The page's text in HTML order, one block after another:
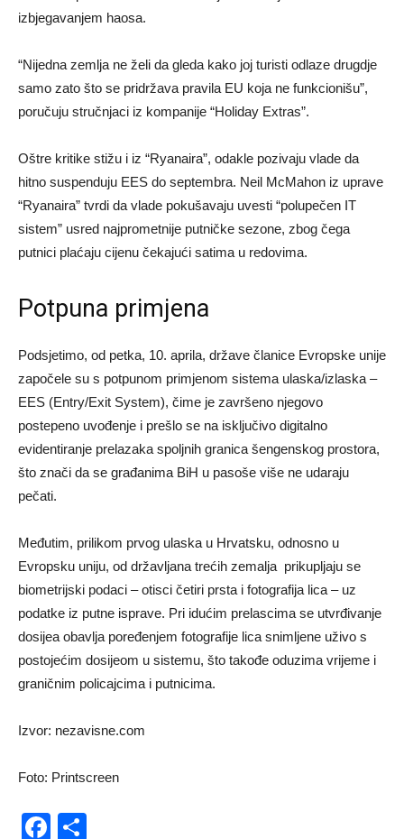
izbjegavanjem haosa.
“Nijedna zemlja ne želi da gleda kako joj turisti odlaze drugdje
samo zato što se pridržava pravila EU koja ne funkcionišu”,
poručuju stručnjaci iz kompanije “Holiday Extras”.
Oštre kritike stižu i iz “Ryanaira”, odakle pozivaju vlade da
hitno suspenduju EES do septembra. Neil McMahon iz uprave
“Ryanaira” tvrdi da vlade pokušavaju uvesti “polupečen IT
sistem” usred najprometnije putničke sezone, zbog čega
putnici plaćaju cijenu čekajući satima u redovima.
Potpuna primjena
Podsjetimo, od petka, 10. aprila, države članice Evropske unije
započele su s potpunom primjenom sistema ulaska/izlaska –
EES (Entry/Exit System), čime je završeno njegovo
postepeno uvođenje i prešlo se na isključivo digitalno
evidentiranje prelazaka spoljnih granica šengenskog prostora,
što znači da se građanima BiH u pasoše više ne udaraju
pečati.
Međutim, prilikom prvog ulaska u Hrvatsku, odnosno u
Evropsku uniju, od državljana trećih zemalja prikupljaju se
biometrijski podaci – otisci četiri prsta i fotografija lica – uz
podatke iz putne isprave. Pri idućim prelascima se utvrđivanje
dosijea obavlja poređenjem fotografije lica snimljene uživo s
postojećim dosijeom u sistemu, što takođe oduzima vrijeme i
graničnim policajcima i putnicima.
Izvor: nezavisne.com
Foto: Printscreen
Facebook